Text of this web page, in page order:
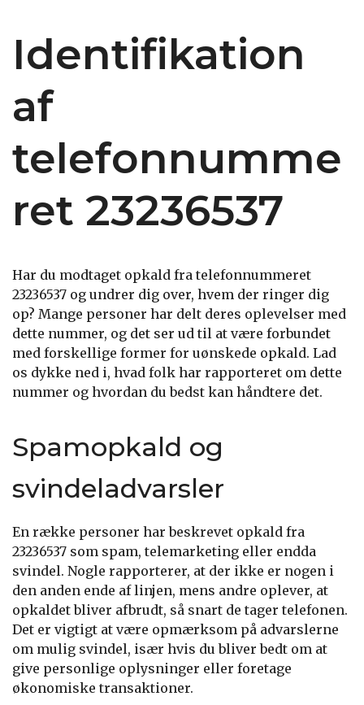
Identifikation
af
telefonnumme
ret 23236537
Har du modtaget opkald fra telefonnummeret
23236537 og undrer dig over, hvem der ringer dig
op? Mange personer har delt deres oplevelser med
dette nummer, og det ser ud til at være forbundet
med forskellige former for uønskede opkald. Lad
os dykke ned i, hvad folk har rapporteret om dette
nummer og hvordan du bedst kan håndtere det.
Spamopkald og
svindeladvarsler
En række personer har beskrevet opkald fra
23236537 som spam, telemarketing eller endda
svindel. Nogle rapporterer, at der ikke er nogen i
den anden ende af linjen, mens andre oplever, at
opkaldet bliver afbrudt, så snart de tager telefonen.
Det er vigtigt at være opmærksom på advarslerne
om mulig svindel, især hvis du bliver bedt om at
give personlige oplysninger eller foretage
økonomiske transaktioner.